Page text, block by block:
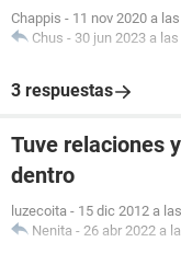
Chappis - 11 nov 2020 a
Chus - 30 jun 2023 a
3 respuestas
Tuve relaciones
dentro
luzecoita - 15 dic 2012 a
Nenita - 26 abr 2022 a